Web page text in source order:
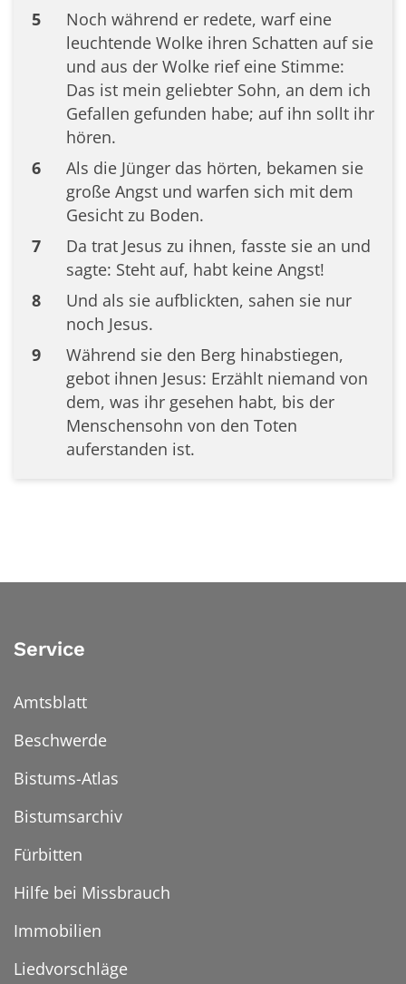
5
Noch während er redete, warf eine
leuchtende Wolke ihren Schatten auf sie
und aus der Wolke rief eine Stimme:
Das ist mein geliebter Sohn, an dem ich
Gefallen gefunden habe; auf ihn sollt ihr
hören.
6
Als die Jünger das hörten, bekamen sie
große Angst und warfen sich mit dem
Gesicht zu Boden.
7
Da trat Jesus zu ihnen, fasste sie an und
sagte: Steht auf, habt keine Angst!
8
Und als sie aufblickten, sahen sie nur
noch Jesus.
9
Während sie den Berg hinabstiegen,
gebot ihnen Jesus: Erzählt niemand von
dem, was ihr gesehen habt, bis der
Menschensohn von den Toten
auferstanden ist.
Service
Amtsblatt
Beschwerde
Bistums-Atlas
Bistumsarchiv
Fürbitten
Hilfe bei Missbrauch
Immobilien
Liedvorschläge